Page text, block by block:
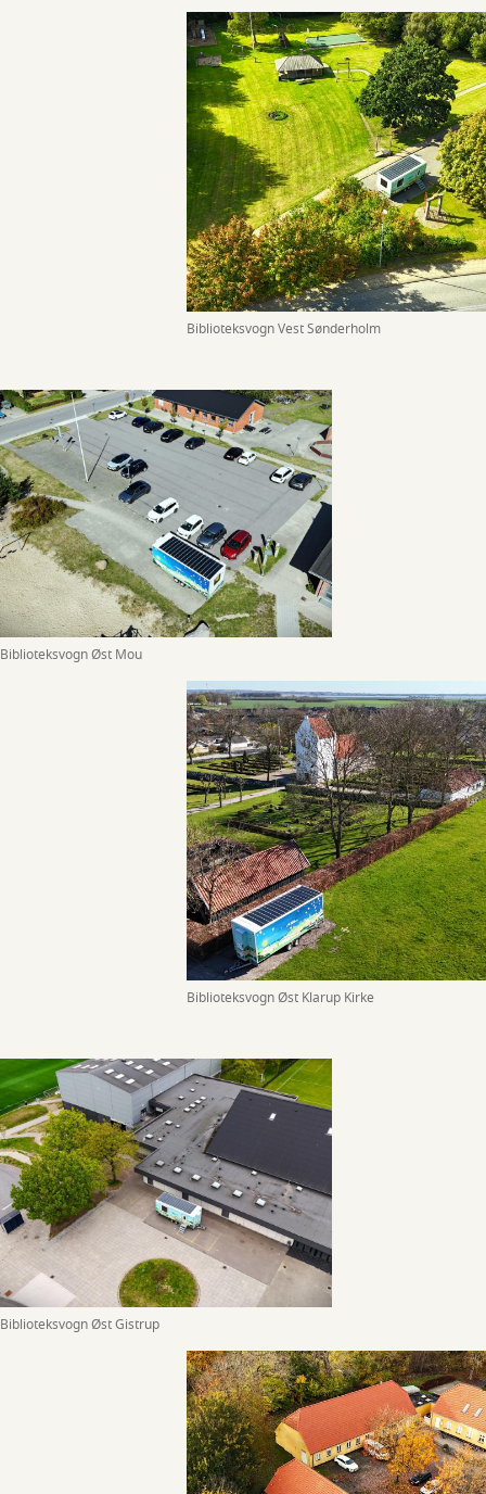
Biblioteksvogn Vest Sønderholm
Biblioteksvogn Øst Mou
Biblioteksvogn Øst Klarup Kirke
Biblioteksvogn Øst Gistrup